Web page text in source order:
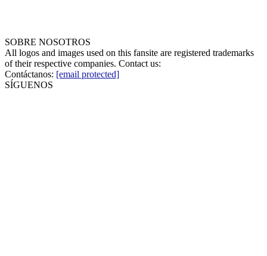
SOBRE NOSOTROS
All logos and images used on this fansite are registered trademarks
of their respective companies. Contact us:
Contáctanos: [email protected]
SÍGUENOS